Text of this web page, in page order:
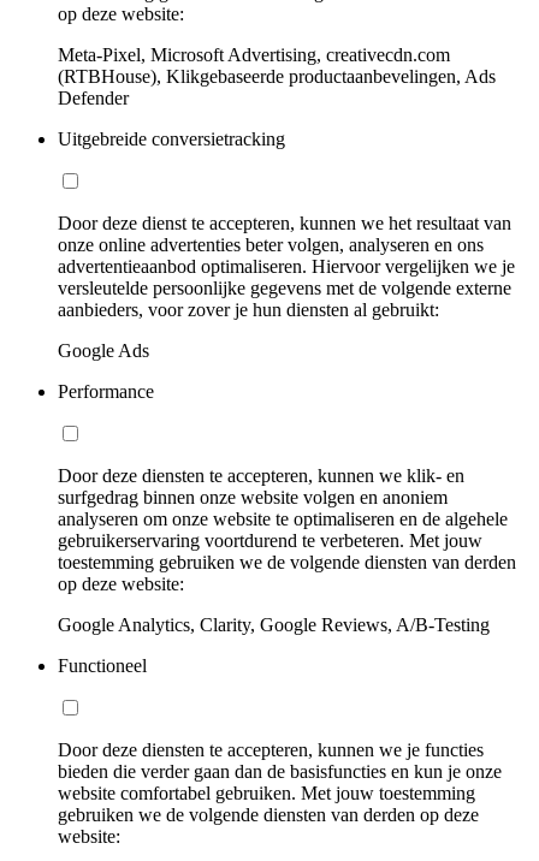
op deze website:
Meta-Pixel, Microsoft Advertising, creativecdn.com
(RTBHouse), Klikgebaseerde productaanbevelingen, Ads
Defender
Uitgebreide conversietracking
Door deze dienst te accepteren, kunnen we het resultaat van
onze online advertenties beter volgen, analyseren en ons
advertentieaanbod optimaliseren. Hiervoor vergelijken we je
versleutelde persoonlijke gegevens met de volgende externe
aanbieders, voor zover je hun diensten al gebruikt:
Google Ads
Performance
Door deze diensten te accepteren, kunnen we klik- en
surfgedrag binnen onze website volgen en anoniem
analyseren om onze website te optimaliseren en de algehele
gebruikerservaring voortdurend te verbeteren. Met jouw
toestemming gebruiken we de volgende diensten van derden
op deze website:
Google Analytics, Clarity, Google Reviews, A/B-Testing
Functioneel
Door deze diensten te accepteren, kunnen we je functies
bieden die verder gaan dan de basisfuncties en kun je onze
website comfortabel gebruiken. Met jouw toestemming
gebruiken we de volgende diensten van derden op deze
website: